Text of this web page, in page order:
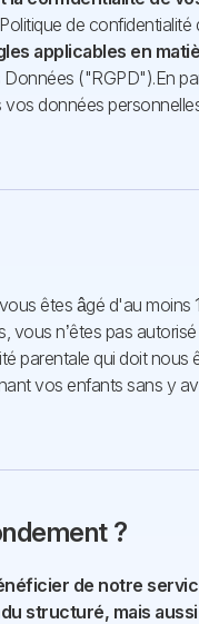
de confidentialité
applicables en
Données ("RGPD").En
données
êtes âgé d'au moins
vous n’êtes pas
parentale qui doit nous
vos enfants sans y
?
de notre
structuré, mais